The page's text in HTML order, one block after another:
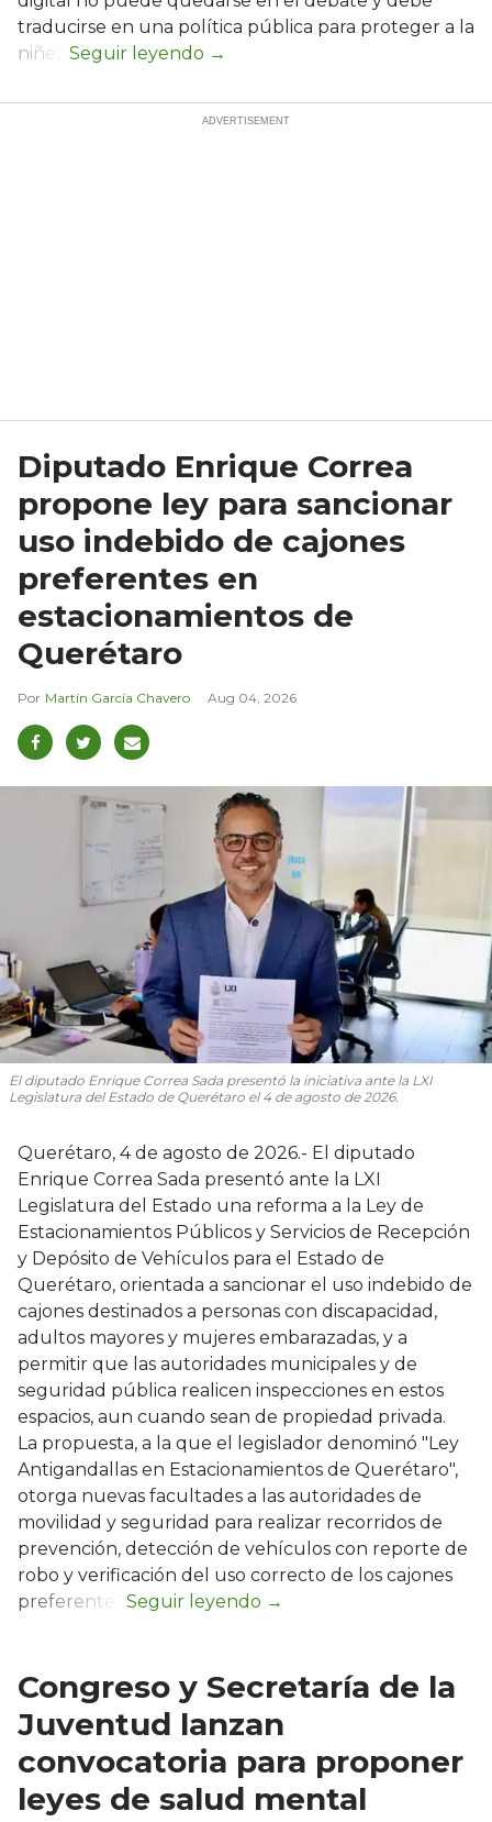
traducirse en una política pública para proteger a la
niñez.
Diputado Enrique Correa
propone ley para sancionar
uso indebido de cajones
preferentes en
estacionamientos de
Querétaro
Martín García Chavero Aug 04, 2026
El diputado Enrique Correa Sada presentó la iniciativa ante la LXI
Legislatura del Estado de Querétaro el 4 de agosto de 2026.
Querétaro, 4 de agosto de 2026.- El diputado
Enrique Correa Sada presentó ante la LXI
Legislatura del Estado una reforma a la Ley de
Estacionamientos Públicos y Servicios de Recepción
y Depósito de Vehículos para el Estado de
Querétaro, orientada a sancionar el uso indebido de
cajones destinados a personas con discapacidad,
adultos mayores y mujeres embarazadas, y a
permitir que las autoridades municipales y de
seguridad pública realicen inspecciones en estos
espacios, aun cuando sean de propiedad privada.
La propuesta, a la que el legislador denominó "Ley
Antigandallas en Estacionamientos de Querétaro",
otorga nuevas facultades a las autoridades de
movilidad y seguridad para realizar recorridos de
prevención, detección de vehículos con reporte de
robo y verificación del uso correcto de los cajones
preferentes.
Congreso y Secretaría de la
Juventud lanzan
convocatoria para proponer
leyes de salud mental